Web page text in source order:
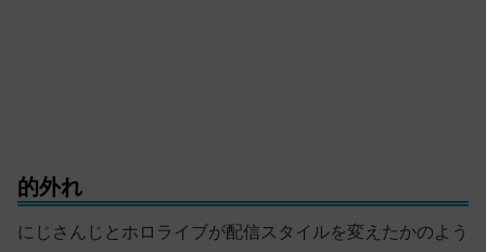
的外れ
にじさんじとホロライブが配信スタイルを変えたかのよう